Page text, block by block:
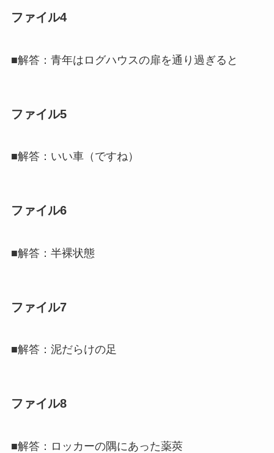
ファイル4
■解答：青年はログハウスの扉を通り過ぎると
ファイル5
■解答：いい車（ですね）
ファイル6
■解答：半裸状態
ファイル7
■解答：泥だらけの足
ファイル8
■解答：ロッカーの隅にあった薬莢